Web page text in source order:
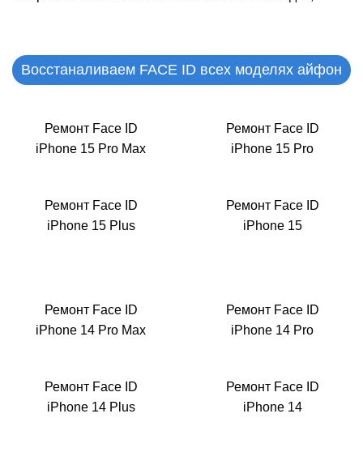
Восстаналиваем FACE ID всех моделях айфон
Ремонт Face ID
iPhone 15 Pro Max
Ремонт Face ID
iPhone 15 Pro
Ремонт Face ID
iPhone 15 Plus
Ремонт Face ID
iPhone 15
Ремонт Face ID
iPhone 14 Pro Max
Ремонт Face ID
iPhone 14 Pro
Ремонт Face ID
iPhone 14 Plus
Ремонт Face ID
iPhone 14